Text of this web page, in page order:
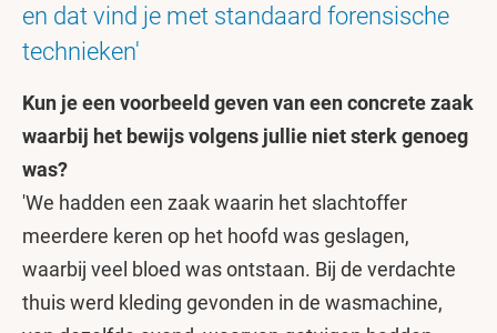
en dat vind je met standaard forensische
technieken'
Kun je een voorbeeld geven van een concrete zaak
waarbij het bewijs volgens jullie niet sterk genoeg
was?
'We hadden een zaak waarin het slachtoffer
meerdere keren op het hoofd was geslagen,
waarbij veel bloed was ontstaan. Bij de verdachte
thuis werd kleding gevonden in de wasmachine,